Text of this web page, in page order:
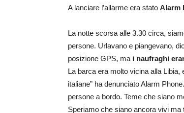
A lanciare l’allarme era stato Alarm
La notte scorsa alle 3.30 circa,
persone. Urlavano e piangevano,
posizione GPS, ma i naufraghi
La barca era molto vicina alla
italiane” ha denunciato Alarm
persone a bordo. Teme che siano
Speriamo che siano ancora vivi ma